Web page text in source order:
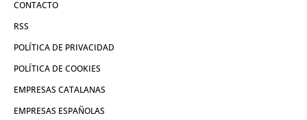
CONTACTO
RSS
POLÍTICA DE PRIVACIDAD
POLÍTICA DE COOKIES
EMPRESAS CATALANAS
EMPRESAS ESPAÑOLAS